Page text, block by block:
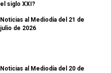
el siglo XXI?
Noticias al Mediodía del 21 de
julio de 2026
Noticias al Mediodía del 20 de